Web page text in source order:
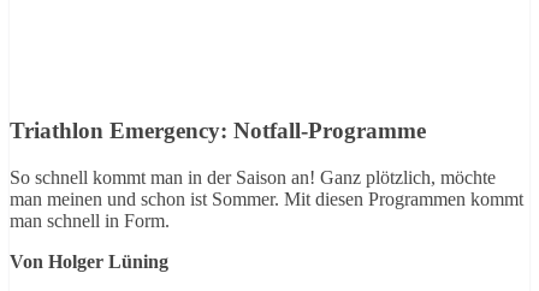
Triathlon Emergency: Notfall-Programme
So schnell kommt man in der Saison an! Ganz plötzlich, möchte
man meinen und schon ist Sommer. Mit diesen Programmen kommt
man schnell in Form.
Von Holger Lüning